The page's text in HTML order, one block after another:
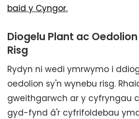
baid y Cyngor.
Diogelu Plant ac
Risg
Rydyn ni wedi ymrwymo i
oedolion sy'n wynebu risg.
gweithgarwch ar y cyfryngau
gyd-fynd â'r cyfrifoldebau